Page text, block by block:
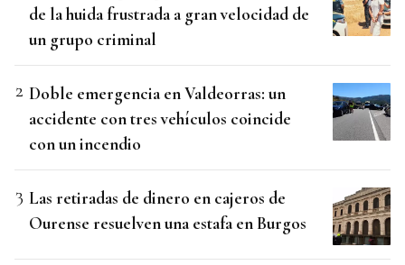
de la huida frustrada a gran velocidad de
un grupo criminal
Doble emergencia en Valdeorras: un
accidente con tres vehículos coincide
con un incendio
Las retiradas de dinero en cajeros de
Ourense resuelven una estafa en Burgos